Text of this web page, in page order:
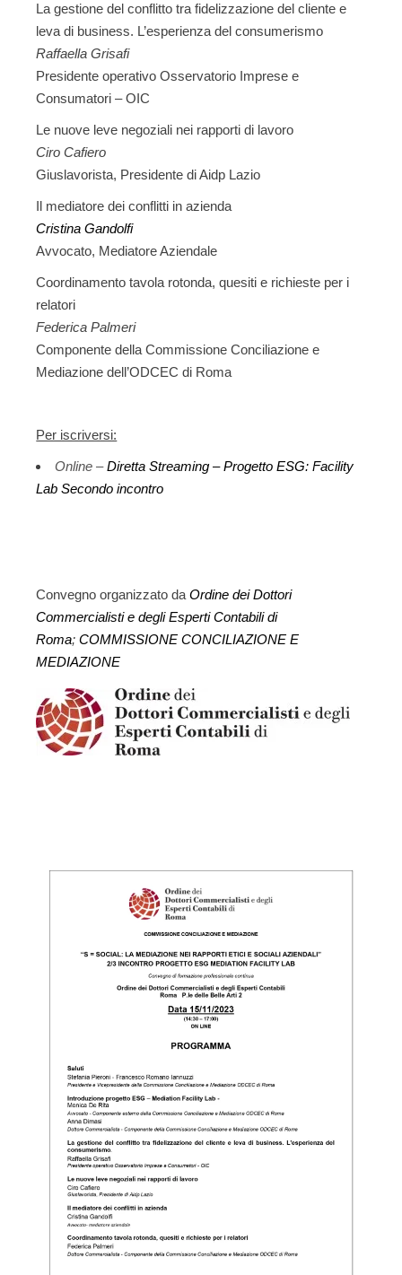
La gestione del conflitto tra fidelizzazione del cliente e
leva di business. L’esperienza del consumerismo
Raffaella Grisafi
Presidente operativo Osservatorio Imprese e
Consumatori – OIC
Le nuove leve negoziali nei rapporti di lavoro
Ciro Cafiero
Giuslavorista, Presidente di Aidp Lazio
Il mediatore dei conflitti in azienda
Cristina Gandolfi
Avvocato, Mediatore Aziendale
Coordinamento tavola rotonda, quesiti e richieste per i
relatori
Federica Palmeri
Componente della Commissione Conciliazione e
Mediazione dell’ODCEC di Roma
Per iscriversi:
Online –Diretta Streaming – Progetto ESG: Facility
Lab Secondo incontro
Convegno organizzato daOrdine dei Dottori
Commercialisti e degli Esperti Contabili di
Roma;COMMISSIONE CONCILIAZIONE E
MEDIAZIONE